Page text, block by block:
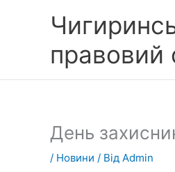
День
/ Новини / Від Admin